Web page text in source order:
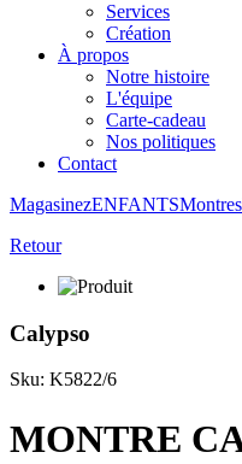
Services
Création
À propos
Notre histoire
L'équipe
Carte-cadeau
Nos politiques
Contact
MagasinezENFANTSMontres
Retour
Calypso
Sku: K5822/6
MONTRE